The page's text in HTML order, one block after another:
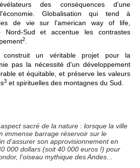
des conséquences d'une
Globalisation qui tend à
de vie sur l'american way of life,
Nord-Sud et accentue les contrastes
2.
construit un véritable projet pour la
pas la nécessité d'un développement
et équitable, et préserve les valeurs
3 et spirituelles des montagnes du Sud.
sacré de la nature : lorsque la ville
immense barrage réservoir sur le
d’assurer son approvisionnement en
000 dollars (soit 40 000 euros !) pour
l’oiseau mythique des Andes...